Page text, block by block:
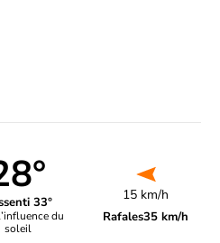
33°
du
soleil
15 km/h
Rafales35 km/h